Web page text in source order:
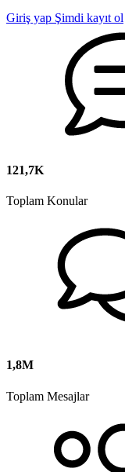
Giriş yap Şimdi kayıt ol
121,7K
Toplam Konular
1,8M
Toplam Mesajlar